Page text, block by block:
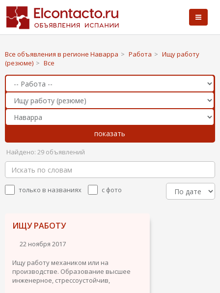
Все объявления в регионе Наварра > Работа > Ищу работу
(резюме) > Все
Найдено: 29 объявлений
только в названиях с фото
ИЩУ РАБОТУ
22 ноября 2017
Ищу работу механиком или на
производстве. Образование высшее
инженерное, стрессоустойчив,